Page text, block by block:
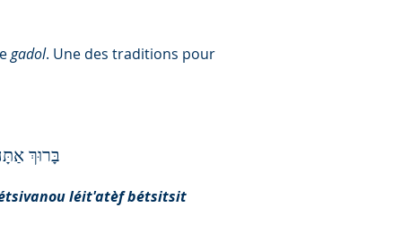
gadol. Une des traditions pour
בָּרוּךְ
léit'atèf bétsitsit